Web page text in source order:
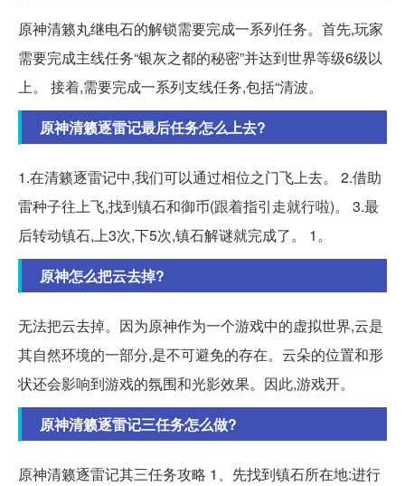
原神清籁丸继电石的解锁需要完成一系列任务。首先,玩家
需要完成主线任务“银灰之都的秘密”并达到世界等级6级以
上。 接着,需要完成一系列支线任务,包括“清波。
原神清籁逐雷记最后任务怎么上去?
1.在清籁逐雷记中,我们可以通过相位之门飞上去。 2.借助
雷种子往上飞,找到镇石和御币(跟着指引走就行啦)。 3.最
后转动镇石,上3次,下5次,镇石解谜就完成了。 1。
原神怎么把云去掉?
无法把云去掉。因为原神作为一个游戏中的虚拟世界,云是
其自然环境的一部分,是不可避免的存在。云朵的位置和形
状还会影响到游戏的氛围和光影效果。因此,游戏开。
原神清籁逐雷记三任务怎么做?
原神清籁逐雷记其三任务攻略 1、先找到镇石所在地:进行